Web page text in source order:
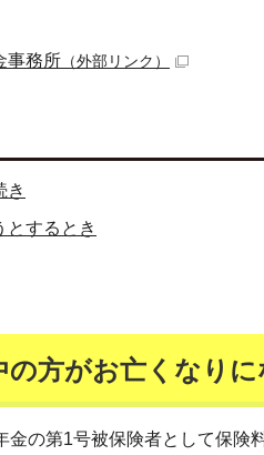
事務所 （外部リンク）
き
とするとき
の方がお亡くなり
金の第1号被保険者として保